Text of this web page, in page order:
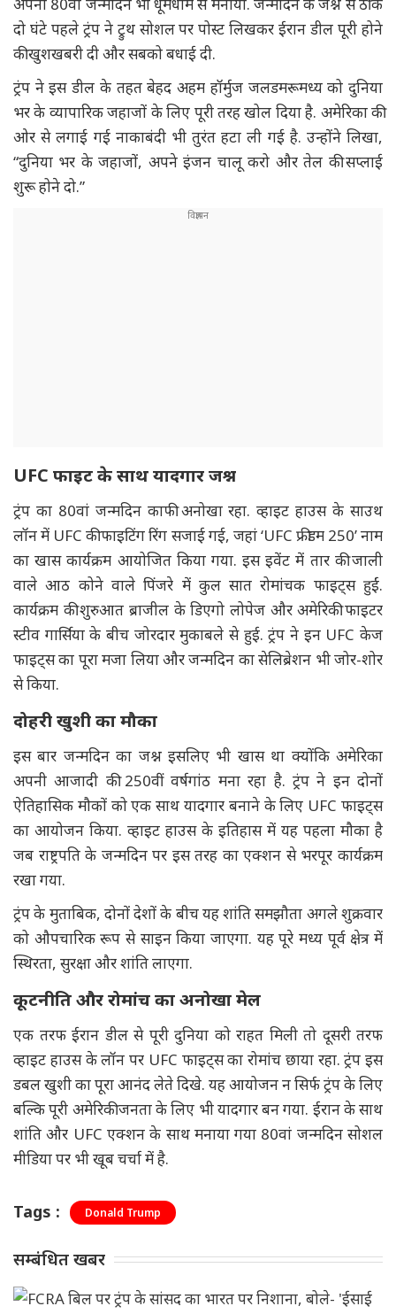
दो घंटे पहले ट्रंप ने ट्रुथ सोशल पर पोस्ट लिखकर ईरान डील पूरी होने
की खुशखबरी दी और सबको बधाई दी.
ट्रंप ने इस डील के तहत बेहद अहम हॉर्मुज जलडमरूमध्य को दुनिया
भर के व्यापारिक जहाजों के लिए पूरी तरह खोल दिया है. अमेरिका की
ओर से लगाई गई नाकाबंदी भी तुरंत हटा ली गई है. उन्होंने लिखा,
“दुनिया भर के जहाजों, अपने इंजन चालू करो और तेल की सप्लाई
शुरू होने दो.”
UFC फाइट के साथ यादगार जश्न
ट्रंप का 80वां जन्मदिन काफी अनोखा रहा. व्हाइट हाउस के साउथ
लॉन में UFC की फाइटिंग रिंग सजाई गई, जहां ‘UFC फ्रीडम 250’ नाम
का खास कार्यक्रम आयोजित किया गया. इस इवेंट में तार की जाली
वाले आठ कोने वाले पिंजरे में कुल सात रोमांचक फाइट्स हुईं.
कार्यक्रम की शुरुआत ब्राजील के डिएगो लोपेज और अमेरिकी फाइटर
स्टीव गार्सिया के बीच जोरदार मुकाबले से हुई. ट्रंप ने इन UFC केज
फाइट्स का पूरा मजा लिया और जन्मदिन का सेलिब्रेशन भी जोर-शोर
से किया.
दोहरी खुशी का मौका
इस बार जन्मदिन का जश्न इसलिए भी खास था क्योंकि अमेरिका
अपनी आजादी की 250वीं वर्षगांठ मना रहा है. ट्रंप ने इन दोनों
ऐतिहासिक मौकों को एक साथ यादगार बनाने के लिए UFC फाइट्स
का आयोजन किया. व्हाइट हाउस के इतिहास में यह पहला मौका है
जब राष्ट्रपति के जन्मदिन पर इस तरह का एक्शन से भरपूर कार्यक्रम
रखा गया.
ट्रंप के मुताबिक, दोनों देशों के बीच यह शांति समझौता अगले शुक्रवार
को औपचारिक रूप से साइन किया जाएगा. यह पूरे मध्य पूर्व क्षेत्र में
स्थिरता, सुरक्षा और शांति लाएगा.
कूटनीति और रोमांच का अनोखा मेल
एक तरफ ईरान डील से पूरी दुनिया को राहत मिली तो दूसरी तरफ
व्हाइट हाउस के लॉन पर UFC फाइट्स का रोमांच छाया रहा. ट्रंप इस
डबल खुशी का पूरा आनंद लेते दिखे. यह आयोजन न सिर्फ ट्रंप के लिए
बल्कि पूरी अमेरिकी जनता के लिए भी यादगार बन गया. ईरान के साथ
शांति और UFC एक्शन के साथ मनाया गया 80वां जन्मदिन सोशल
मीडिया पर भी खूब चर्चा में है.
Tags : Donald Trump
सम्बंधित खबर